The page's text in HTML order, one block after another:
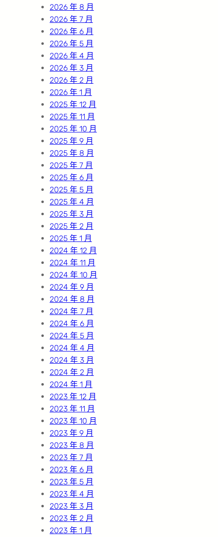
2026 年 8 月
2026 年 7 月
2026 年 6 月
2026 年 5 月
2026 年 4 月
2026 年 3 月
2026 年 2 月
2026 年 1 月
2025 年 12 月
2025 年 11 月
2025 年 10 月
2025 年 9 月
2025 年 8 月
2025 年 7 月
2025 年 6 月
2025 年 5 月
2025 年 4 月
2025 年 3 月
2025 年 2 月
2025 年 1 月
2024 年 12 月
2024 年 11 月
2024 年 10 月
2024 年 9 月
2024 年 8 月
2024 年 7 月
2024 年 6 月
2024 年 5 月
2024 年 4 月
2024 年 3 月
2024 年 2 月
2024 年 1 月
2023 年 12 月
2023 年 11 月
2023 年 10 月
2023 年 9 月
2023 年 8 月
2023 年 7 月
2023 年 6 月
2023 年 5 月
2023 年 4 月
2023 年 3 月
2023 年 2 月
2023 年 1 月